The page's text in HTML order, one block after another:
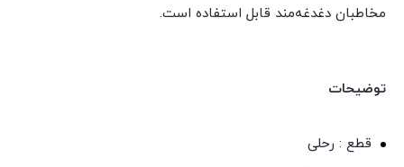
مخاطبان دغدغه‌مند قابل استفاده است.
توضیحات
قطع : رحلی